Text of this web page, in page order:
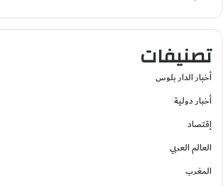
تصنيفات
أخبار الدار بلوس
أخبار دولية
إقتصاد
العالم العربي
المغرب